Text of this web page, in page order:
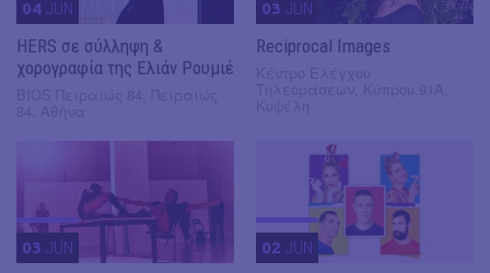
04 JUN
HERS σε σύλληψη &
χορογραφία της Ελιάν Ρουμιέ
03 JUN
Reciprocal Images
03 JUN 02 JUN